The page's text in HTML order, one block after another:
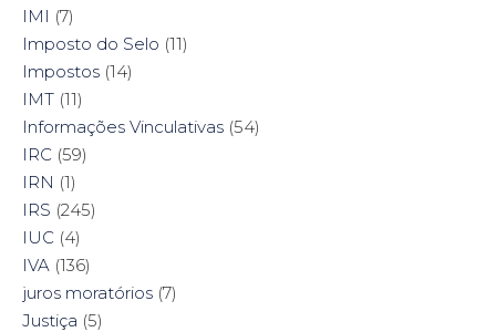
IMI (7)
Imposto do Selo (11)
Impostos (14)
IMT (11)
Informações Vinculativas (54)
IRC (59)
IRN (1)
IRS (245)
IUC (4)
IVA (136)
juros moratórios (7)
Justiça (5)